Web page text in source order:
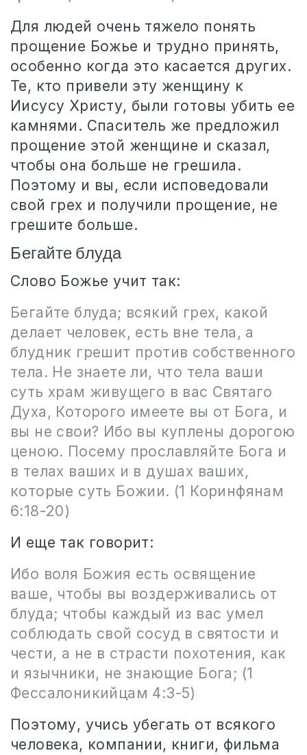
Для людей очень тяжело понять
прощение Божье и трудно принять,
особенно когда это касается других.
Те, кто привели эту женщину к
Иисусу Христу, были готовы убить ее
камнями. Спаситель же предложил
прощение этой женщине и сказал,
чтобы она больше не грешила.
Поэтому и вы, если исповедовали
свой грех и получили прощение, не
грешите больше.
Бегайте блуда
Слово Божье учит так:
Бегайте блуда; всякий грех, какой
делает человек, есть вне тела, а
блудник грешит против собственного
тела. Не знаете ли, что тела ваши
суть храм живущего в вас Святаго
Духа, Которого имеете вы от Бога, и
вы не свои? Ибо вы куплены дорогою
ценою. Посему прославляйте Бога и
в телах ваших и в душах ваших,
которые суть Божии. (1 Коринфянам
6:18-20)
И еще так говорит:
Ибо воля Божия есть освящение
ваше, чтобы вы воздерживались от
блуда; чтобы каждый из вас умел
соблюдать свой сосуд в святости и
чести, а не в страсти похотения, как
и язычники, не знающие Бога; (1
Фессалоникийцам 4:3-5)
Поэтому, учись убегать от всякого
человека, компании, книги, фильма